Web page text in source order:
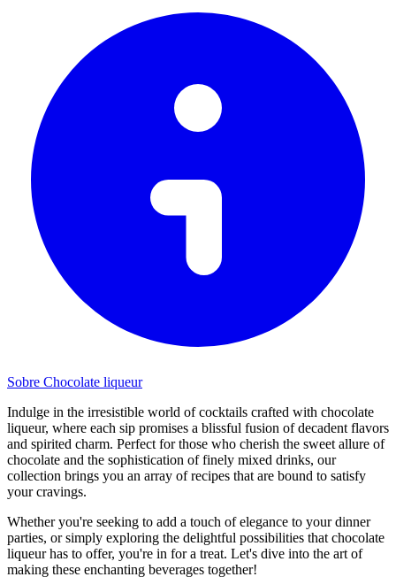
Sobre Chocolate liqueur
Indulge in the irresistible world of cocktails crafted with chocolate
liqueur, where each sip promises a blissful fusion of decadent flavors
and spirited charm. Perfect for those who cherish the sweet allure of
chocolate and the sophistication of finely mixed drinks, our
collection brings you an array of recipes that are bound to satisfy
your cravings.
Whether you're seeking to add a touch of elegance to your dinner
parties, or simply exploring the delightful possibilities that chocolate
liqueur has to offer, you're in for a treat. Let's dive into the art of
making these enchanting beverages together!